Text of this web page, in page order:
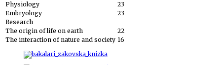
Physiology
23
Embryology
23
Research
The origin of life on earth
22
The interaction of nature and society 16